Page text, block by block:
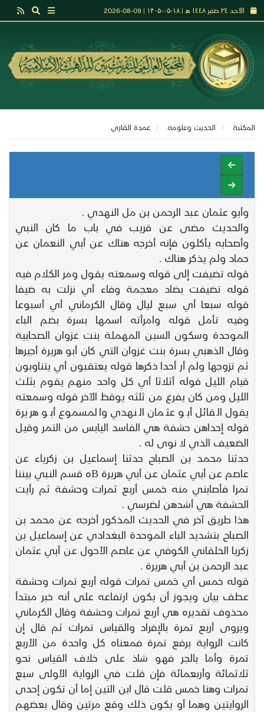
الأحد ٢٤ صفر ١٤٤٨ هـ | ۱۸-۰۵-۱۴۰۵ | 09-08-2026
المكتبة الحديث وعلومه عمدة القاري
وأبو عثمان عبد الرحمن بن مل النهدي .
والحديث مضى عن قريب في باب ما كان النبي
وأصحابه يأكلون فإنه أخرجه هناك عن أبي النعمان عن
حماد ولم يذكر هناك .
قوله تضيفت إلى قوله وسمعته يقول ومر الكلام فيه
قوله تضيفت بضاد معجمة وفاء أي نزلت به ضيفا
قوله سبعا أي سبع ليال وقال الكرماني أي أسبوعا
وفيه تأمل قوله وامرأته اسمها بسرة بضم الباء
الموحدة وسكون السين المهملة بنت غزوان الصحابية
وقال الذهبي بسرة بنت غزوان التي كان أبو هريرة أجيرها
ثم تزوجها ولم أر أحدا ذكرها قوله يعتقبون أي يتناوبون
قيام الليل قوله أثلاثا أي كل واحد منهم يقوم بثلث
الليل ومن كان يفرغ من ثلثه يوقظ الآخر قوله وسمعته
يقول القائل أبو عثمان النهدي والمسموع أبو هريرة
قوله إحداهن حشفة هي الفاسد اليابس من التمر وقيل
الضعيف الذي لا نوى له .
حدثنا محمد بن الصباح حدثنا إسماعيل بن زكرياء عن
عاصم عن أبي عثمان عن أبي هريرة Bه قسم النبي بيننا
تمرا فأصابني منه خمس أربع ثمرات وحشفة ثم رأيت
الحشفة هي أشدهن لضرسي .
هذا طريق آخر في الحديث المذكور أخرجه عن محمد بن
الصباح بتشديد الباء الموحدة البغدادي عن إسماعيل بن
زكريا الخلقاني الكوفي عن عاصم الأحول عن أبي عثمان
عبد الرحمن بن أبي هريرة .
قوله خمس أي خمس تمرات قوله أربع تمرات وحشفة
عطف بيان ويجوز أن يكون ارتفاعه على أنه خبر مبتدأ
محذوف تقديره هي أربع تمرات وحشفة وقال الكرماني
ويروى أربع تمرة بالإفراد والقياس تمرات ثم قال إن
كانت الرواية برفع تمرة فمعناه كل واحدة من الأربع
تمرة وأما بالجر فهو شاذ على خلاف القياس نحو
ثلاثمائة وأربعمائة فإن قلت في الرواية الأولى سبع
تمرات وهنا خمس قلت قال ابن التين إما أن تكون إحدى
الروايتين وهما أو يكون ذلك وقع مرتين وقال بعضهم